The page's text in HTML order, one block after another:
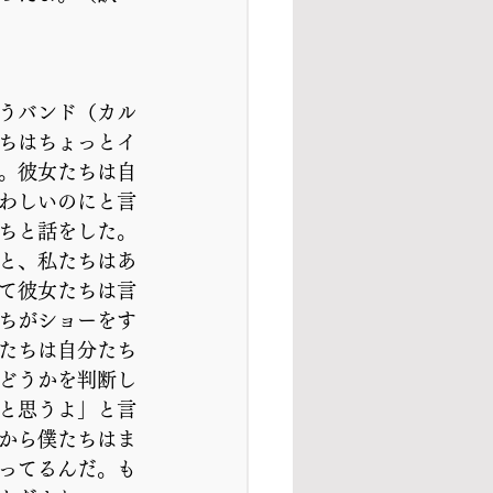
バンド（カル
はちょっとイ
彼女たちは自
しいのにと言
と話をした。
、私たちはあ
彼女たちは言
がショーをす
ちは自分たち
うかを判断し
思うよ」と言
ら僕たちはま
てるんだ。も